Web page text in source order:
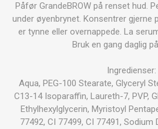
Påfør GrandeBROW på renset hud.
under øyenbrynet. Konsentrer gjerne
er tynne eller overnappede. La
Bruk en gang daglig
Ingredienser:
Aqua, PEG-100 Stearate, Glyceryl
C13-14 Isoparaffin, Laureth-7, PVP,
Ethylhexylglycerin, Myristoyl
77492, CI 77499, CI 77491, Sodium